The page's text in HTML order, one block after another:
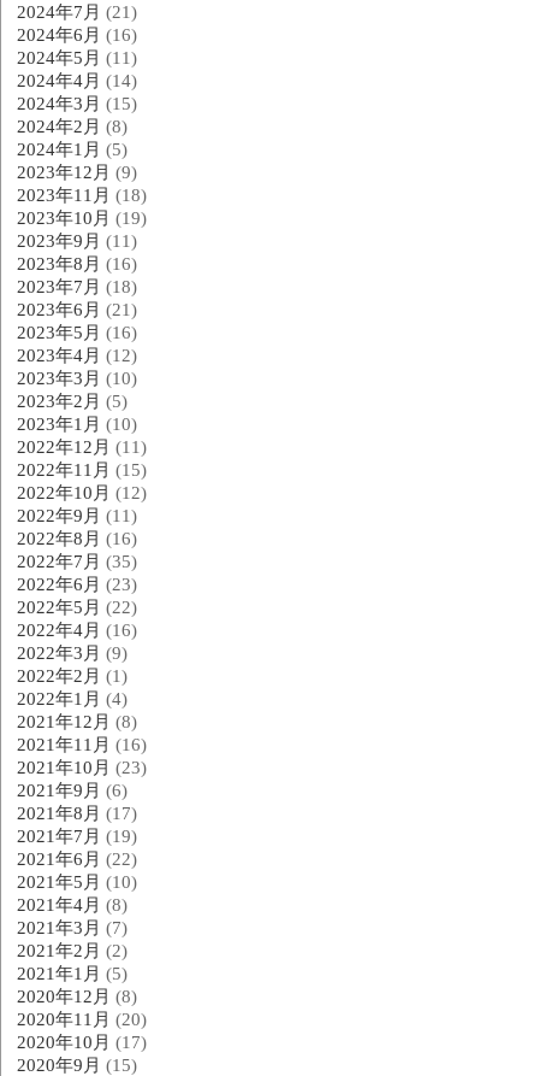
2024年7月 (21)
2024年6月 (16)
2024年5月 (11)
2024年4月 (14)
2024年3月 (15)
2024年2月 (8)
2024年1月 (5)
2023年12月 (9)
2023年11月 (18)
2023年10月 (19)
2023年9月 (11)
2023年8月 (16)
2023年7月 (18)
2023年6月 (21)
2023年5月 (16)
2023年4月 (12)
2023年3月 (10)
2023年2月 (5)
2023年1月 (10)
2022年12月 (11)
2022年11月 (15)
2022年10月 (12)
2022年9月 (11)
2022年8月 (16)
2022年7月 (35)
2022年6月 (23)
2022年5月 (22)
2022年4月 (16)
2022年3月 (9)
2022年2月 (1)
2022年1月 (4)
2021年12月 (8)
2021年11月 (16)
2021年10月 (23)
2021年9月 (6)
2021年8月 (17)
2021年7月 (19)
2021年6月 (22)
2021年5月 (10)
2021年4月 (8)
2021年3月 (7)
2021年2月 (2)
2021年1月 (5)
2020年12月 (8)
2020年11月 (20)
2020年10月 (17)
2020年9月 (15)